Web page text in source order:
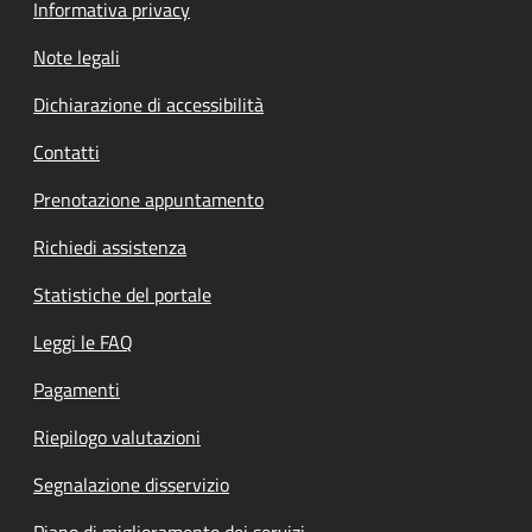
Informativa privacy
Note legali
Dichiarazione di accessibilità
Contatti
Prenotazione appuntamento
Richiedi assistenza
Statistiche del portale
Leggi le FAQ
Pagamenti
Riepilogo valutazioni
Segnalazione disservizio